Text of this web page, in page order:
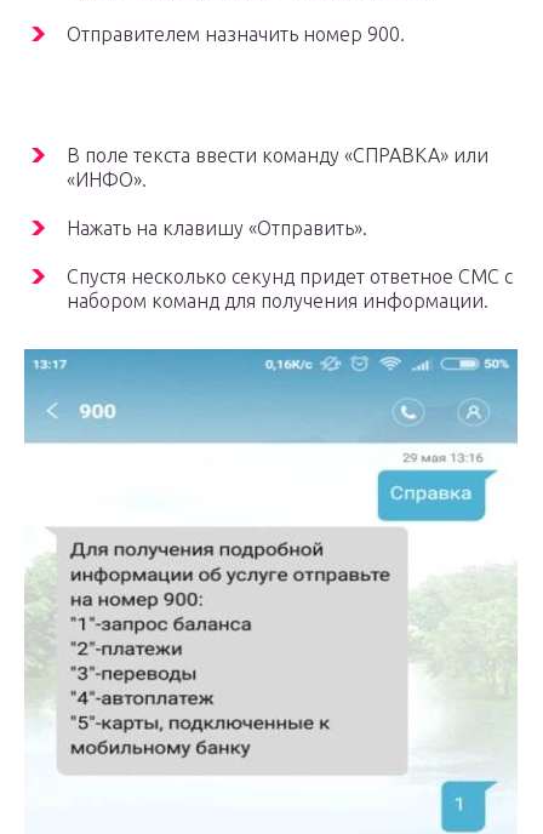
Отправителем назначить номер 900.
В поле текста ввести команду «СПРАВКА» или
«ИНФО».
Нажать на клавишу «Отправить».
Спустя несколько секунд придет ответное СМС с
набором команд для получения информации.